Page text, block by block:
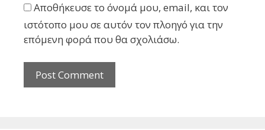
Αποθήκευσε το όνομά μου, email, και τον
ιστότοπο μου σε αυτόν τον πλοηγό για την
επόμενη φορά που θα σχολιάσω.